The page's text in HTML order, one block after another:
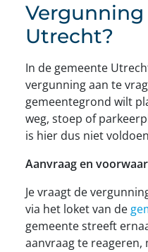
Utrecht?
In de gemeente
vergunning aan te
gemeentegrond wilt
weg, stoep of
is hier dus niet
Aanvraag en
Je vraagt de
via het loket van de
gemeente streeft
aanvraag te reageren,